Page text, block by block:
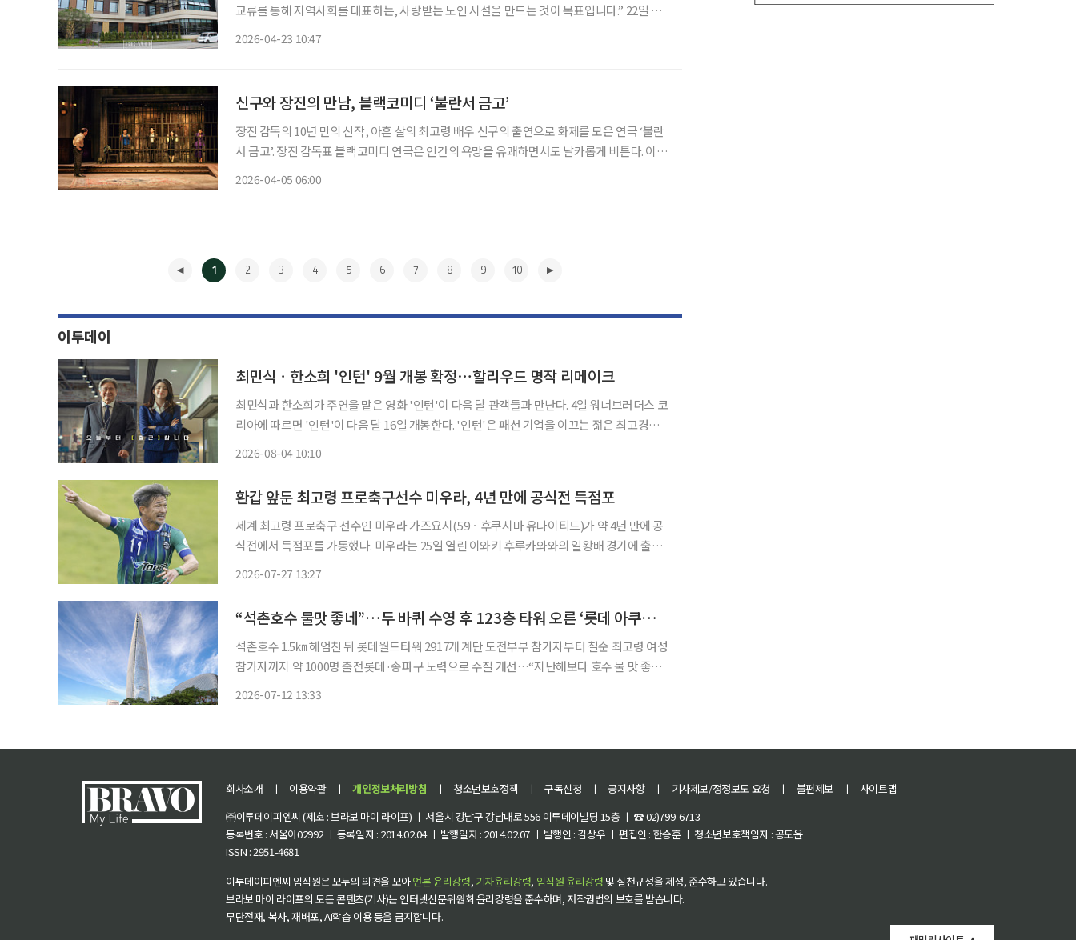
교류를 통해 지역사회를 대표하는, 사랑받는 노인 시설을 만드는 것이 목표입니다.” 22일 경
2026-04-23 10:47
신구와 장진의 만남, 블랙코미디 ‘불란서 금고’
장진 감독의 10년 만의 신작, 아흔 살의 최고령 배우 신구의 출연으로 화제를 모은 연극 ‘불란
서 금고’. 장진 감독표 블랙코미디 연극은 인간의 욕망을 유쾌하면서도 날카롭게 비튼다. 이
2026-04-05 06:00
1 2 3 4 5 6 7 8 9 10
이투데이
최민식ㆍ한소희 '인턴' 9월 개봉 확정⋯할리우드 명작 리메이크
최민식과 한소희가 주연을 맡은 영화 '인턴'이 다음 달 관객들과 만난다. 4일 워너브러더스 코
리아에 따르면 '인턴'이 다음 달 16일 개봉한다. '인턴'은 패션 기업을 이끄는 젊은 최고경영
2026-08-04 10:10
환갑 앞둔 최고령 프로축구선수 미우라, 4년 만에 공식전 득점포
세계 최고령 프로축구 선수인 미우라 가즈요시(59ㆍ후쿠시마 유나이티드)가 약 4년 만에 공
식전에서 득점포를 가동했다. 미우라는 25일 열린 이와키 후루카와와의 일왕배 경기에 출전
2026-07-27 13:27
“석촌호수 물맛 좋네”…두 바퀴 수영 후 123층 타워 오른 ‘롯데 아쿠아슬론’ 철인들[가보니]
석촌호수 1.5㎞ 헤엄친 뒤 롯데월드타워 2917개 계단 도전부부 참가자부터 칠순 최고령 여성
참가자까지 약 1000명 출전롯데·송파구 노력으로 수질 개선…“지난해보다 호수 물 맛 좋아”
2026-07-12 13:33
회사소개 ㅣ 이용약관 ㅣ 개인정보처리방침 ㅣ 청소년보호정책 ㅣ 구독신청 ㅣ 공지사항 ㅣ 기사제보/정정보도 요청 ㅣ 불편제보 ㅣ
사이트맵
㈜이투데이피엔씨 (제호 : 브라보 마이 라이프) ㅣ 서울시 강남구 강남대로 556 이투데이빌딩 15층 ㅣ ☎ 02)799-6713
등록번호 : 서울아02992 ㅣ 등록일자 : 2014.02.04 ㅣ 발행일자 : 2014.02.07 ㅣ 발행인 : 김상우 ㅣ 편집인 : 한승훈 ㅣ 청소년보호책임자 : 공도윤
ISSN : 2951-4681
이투데이피엔씨 임직원은 모두의 의견을 모아언론 윤리강령, 기자윤리강령, 임직원 윤리강령 및 실천규정을 제정, 준수하고 있습니다.
브라보 마이 라이프의 모든 콘텐츠(기사)는 인터넷신문위원회 윤리강령을 준수하며, 저작권법의 보호를 받습니다.
무단전재, 복사, 재배포, AI학습 이용 등을 금지합니다.